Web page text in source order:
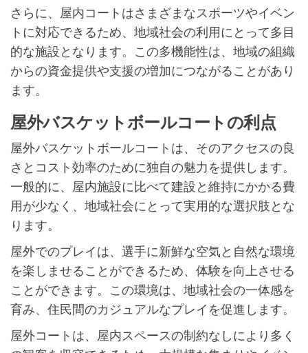
さらに、屋内コートはさまざまなスポーツやイベン
トに対応できるため、地域社会の利用にとって多目
的な施設となります。この多機能性は、地域の組織
からの資金提供や支援の増加につながることがあり
ます。
屋外バスケットボールコートの利点
屋外バスケットボールコートは、そのアクセスの良
さとコスト効率のために独自の魅力を提供します。
一般的に、屋内施設に比べて建設と維持にかかる費
用が少なく、地域社会にとって実用的な選択肢とな
ります。
屋外でのプレイは、選手に新鮮な空気と自然な環境
を楽しませることができるため、体験を向上させる
ことができます。この環境は、地域社会の一体感を
育み、住民間のカジュアルなプレイを促進します。
屋外コートは、屋内スペースの制約なしにより多く